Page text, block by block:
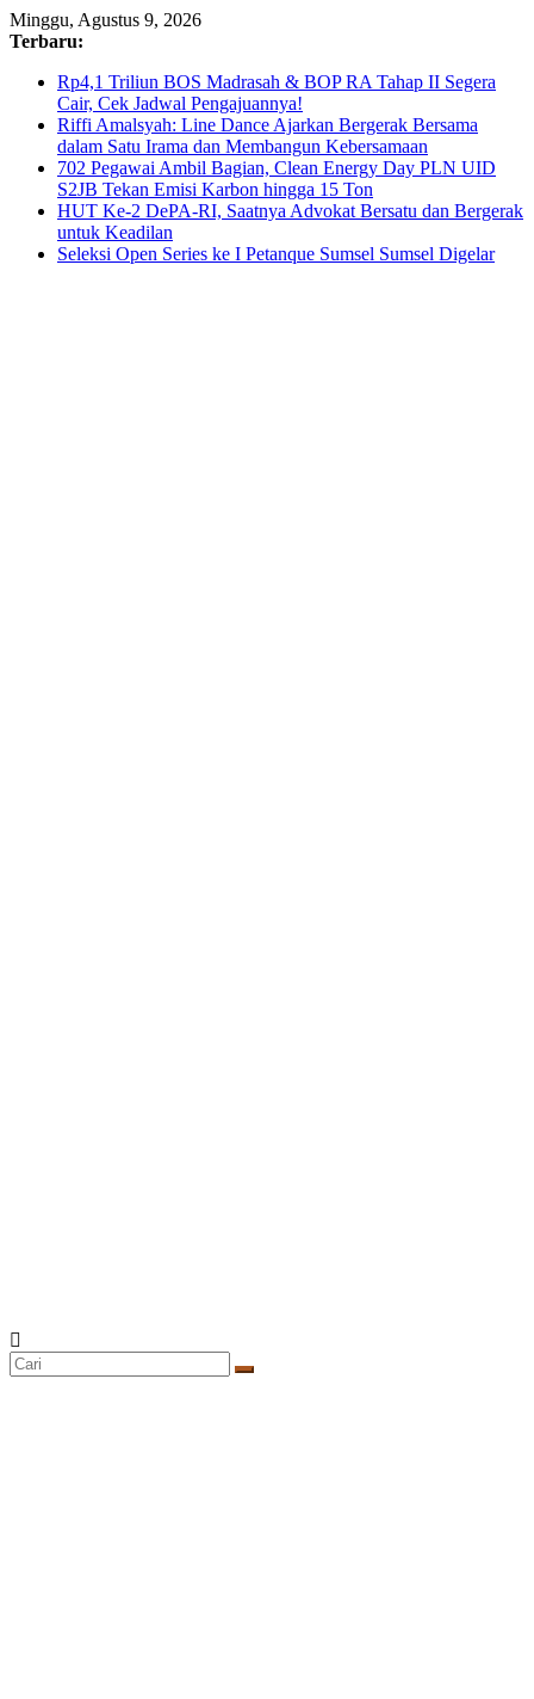
Skip
to
Minggu, Agustus 9, 2026
Terbaru:
Rp4,1 Triliun BOS Madrasah & BOP RA Tahap II Segera
Cair, Cek Jadwal Pengajuannya!
Riffi Amalsyah: Line Dance Ajarkan Bergerak Bersama
dalam Satu Irama dan Membangun Kebersamaan
702 Pegawai Ambil Bagian, Clean Energy Day PLN UID
S2JB Tekan Emisi Karbon hingga 15 Ton
HUT Ke-2 DePA-RI, Saatnya Advokat Bersatu dan Bergerak
untuk Keadilan
Seleksi Open Series ke I Petanque Sumsel Sumsel Digelar